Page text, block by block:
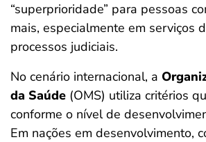
“superprioridade” para pessoas
mais, especialmente em serviços
processos judiciais.
No cenário internacional, a
da Saúde (OMS) utiliza critérios
conforme o nível de
Em nações em desenvolvimento,